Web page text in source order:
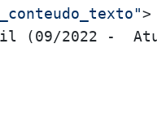
>
(09/2022 -